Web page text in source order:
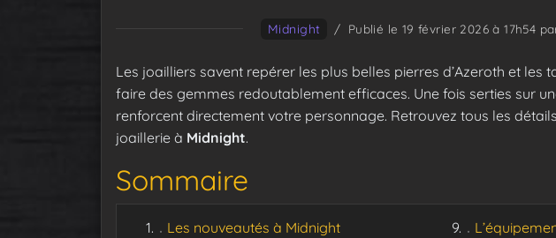
Midnight / Publié le 19 février 2026 à 17h54
Les joailliers savent repérer les plus belles pierres d’Azeroth et les
faire des gemmes redoutablement efficaces. Une fois serties sur
renforcent directement votre personnage. Retrouvez tous les
joaillerie à Midnight.
Sommaire
Les nouveautés à Midnight